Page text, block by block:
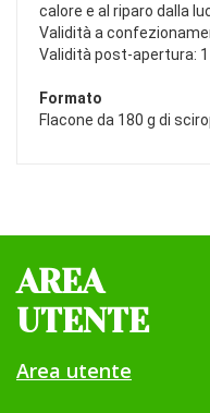
calore e al riparo dalla
Validità a
Validità post-apertura:
Formato
Flacone da 180 g di
AREA
UTENTE
Area utente